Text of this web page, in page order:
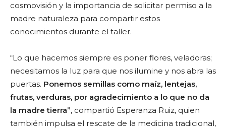
cosmovisión y la importancia de solicitar permiso a la
madre naturaleza para compartir estos
conocimientos durante el taller.
“Lo que hacemos siempre es poner flores, veladoras;
necesitamos la luz para que nos ilumine y nos abra las
puertas. Ponemos semillas como maíz, lentejas,
frutas, verduras, por agradecimiento a lo que no da
la madre tierra”, compartió Esperanza Ruiz, quien
también impulsa el rescate de la medicina tradicional,